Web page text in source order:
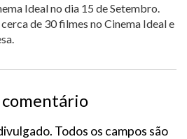
Ideal no dia 15 de Setembro.
de 30 filmes no Cinema Ideal e
comentário
Todos os campos são